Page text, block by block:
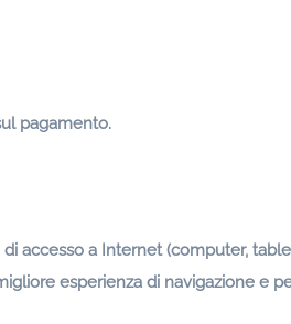
pagamento.
accesso a Internet (computer,
esperienza di navigazione e